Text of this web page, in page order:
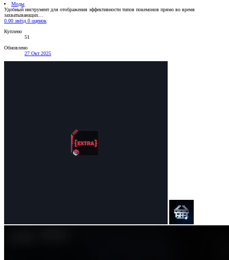
Моды
Удобный инструмент для отображения эффективности типов покемонов прямо во время
захватывающих…
0.00 звёзд 0 оценок
Куплено
51
Обновлено
27 Окт 2025